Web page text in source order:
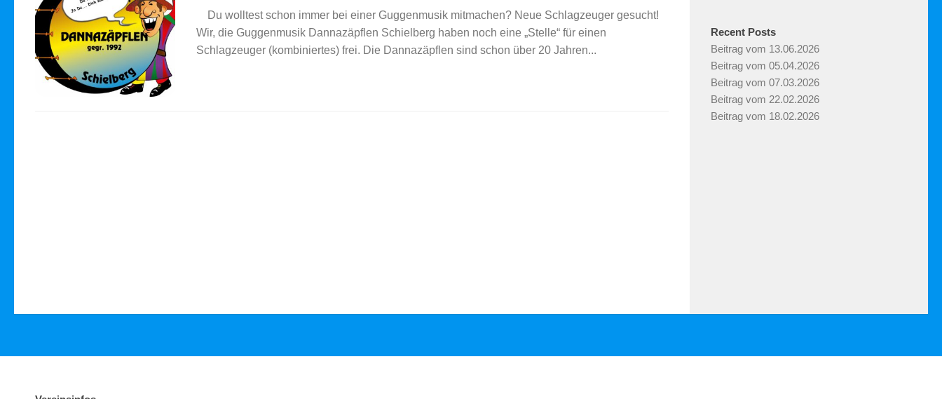
Du wolltest schon immer bei einer Guggenmusik mitmachen? Neue Schlagzeuger gesucht!
Wir, die Guggenmusik Dannazäpflen Schielberg haben noch eine „Stelle“ für einen
Schlagzeuger (kombiniertes) frei. Die Dannazäpflen sind schon über 20 Jahren...
Recent Posts
Beitrag vom 13.06.2026
Beitrag vom 05.04.2026
Beitrag vom 07.03.2026
Beitrag vom 22.02.2026
Beitrag vom 18.02.2026